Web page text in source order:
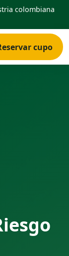
colombiana
cupo